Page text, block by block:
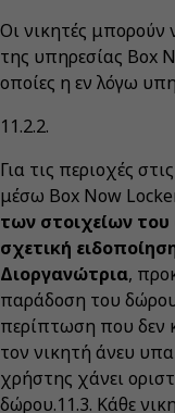
Οι νικητές
της υπηρεσίας Box
οποίες η εν λόγω
11.2.2.
Για τις περιοχές
μέσω Box Now
των στοιχείων
σχετική
Διοργανώτρια,
παράδοση του
περίπτωση που δεν
τον νικητή άνευ
χρήστης χάνει
δώρου.11.3. Κάθε